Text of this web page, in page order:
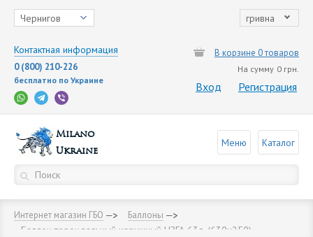
Чернигов гривна
Контактная информация
0 (800) 210-226
бесплатно по Украине
В корзине 0 товаров
На сумму 0 грн.
Вход Регистрация
Milano
Ukraine
Меню Каталог
Интернет магазин ГБО Баллоны
Баллон тороидальный наружный НЗГА 63л. (630х250)